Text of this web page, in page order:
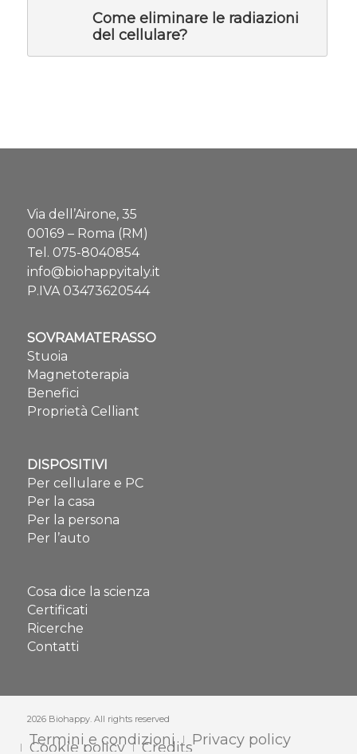
Come eliminare le radiazioni
del cellulare?
Via dell’Airone, 35
00169 – Roma (RM)
Tel. 075-8040854
info@biohappyitaly.it
P.IVA 03473620544
SOVRAMATERASSO
Stuoia
Magnetoterapia
Benefici
Proprietà Celliant
DISPOSITIVI
Per cellulare e PC
Per la casa
Per la persona
Per l’auto
Cosa dice la scienza
Certificati
Ricerche
Contatti
2026 Biohappy. All rights reserved
Termini e condizioni Privacy policy
Cookie policy Credits